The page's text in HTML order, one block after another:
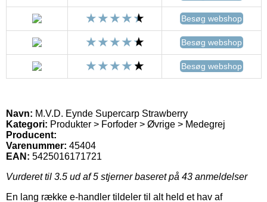
Besøg webshop
Besøg webshop
Besøg webshop
Navn: M.V.D. Eynde Supercarp Strawberry
Kategori: Produkter > Forfoder > Øvrige > Medegrej
Producent:
Varenummer: 45404
EAN: 5425016171721
Vurderet til 3.5 ud af 5 stjerner baseret på 43 anmeldelser
En lang række e-handler tildeler til alt held et hav af